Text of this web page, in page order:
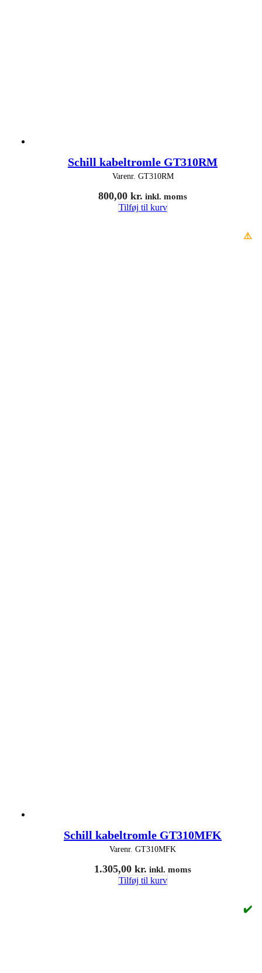
Schill kabeltromle GT310RM
Varenr. GT310RM
800,00 kr. inkl. moms
Tilføj til kurv
⚠️
Schill kabeltromle GT310MFK
Varenr. GT310MFK
1.305,00 kr. inkl. moms
Tilføj til kurv
✔️